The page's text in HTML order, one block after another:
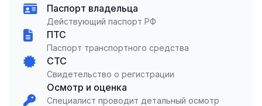
Паспорт владельца
Действующий паспорт РФ
ПТС
Паспорт транспортного средства
СТС
Свидетельство о регистрации
Осмотр и оценка
Специалист проводит детальный осмотр